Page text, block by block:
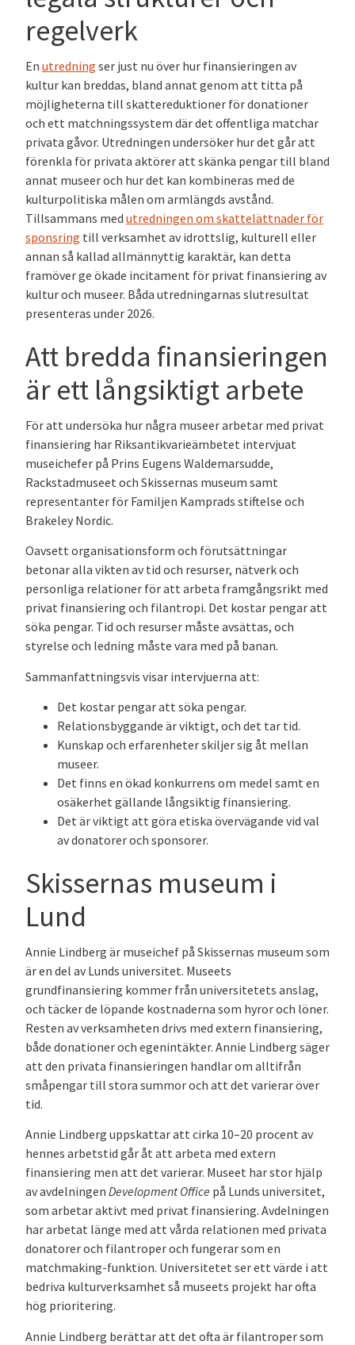
regelverk
En utredning ser just nu över hur finansieringen av
kultur kan breddas, bland annat genom att titta på
möjligheterna till skattereduktioner för donationer
och ett matchningssystem där det offentliga matchar
privata gåvor. Utredningen undersöker hurdet går att
förenkla för privata aktörer att skänka pengar till bland
annat museeroch hur det kan kombineras med de
kulturpolitiska målen om armlängds avstånd.
Tillsammans med utredningen om skattelättnader för
sponsring till verksamhet av idrottslig, kulturell eller
annan så kallad allmännyttig karaktär, kan detta
framöverge ökade incitament för privat finansiering av
kultur och museer. Båda utredningarnas slutresultat
presenteras under 2026.
Att bredda finansieringen
är ett långsiktigt arbete
För att undersöka hur några museer arbetar med privat
finansiering har Riksantikvarieämbetet intervjuat
museichefer på Prins Eugens Waldemarsudde,
Rackstadmuseet och Skissernas museum samt
representanter för Familjen Kamprads stiftelse och
Brakeley Nordic.
Oavsett organisationsform och förutsättningar
betonar alla vikten av tid och resurser, nätverk och
personliga relationer för att arbeta framgångsrikt med
privat finansiering och filantropi. Det kostar pengar att
söka pengar. Tid och resurser måste avsättas, och
styrelse och ledning måste vara med på banan.
Sammanfattningsvis visar intervjuerna att:
Det kostar pengar att söka pengar.
Relationsbyggande är viktigt, och det tar tid.
Kunskap och erfarenheter skiljer sig åt mellan
museer.
Det finns en ökad konkurrens om medel samt en
osäkerhet gällande långsiktig finansiering.
Det är viktigt att göra etiska övervägande vid val
av donatorer och sponsorer.
Skissernas museum i
Lund
Annie Lindberg är museichef på Skissernas museum som
är en del av Lunds universitet. Museets
grundfinansiering kommer från universitetets anslag,
och täcker de löpande kostnaderna som hyror och löner.
Resten av verksamheten drivs med extern finansiering,
både donationer och egenintäkter. Annie Lindberg säger
att den privata finansieringen handlar om alltifrån
småpengar till stora summor och att det varierar över
tid.
Annie Lindberg uppskattar att cirka 10–20 procent av
hennes arbetstid går åt att arbeta med extern
finansiering men att det varierar. Museet har stor hjälp
av avdelningen Development Office på Lunds universitet,
som arbetar aktivt med privat finansiering. Avdelningen
har arbetat länge med att vårda relationen med privata
donatorer och filantroper och fungerar som en
matchmaking-funktion. Universitetet ser ett värde i att
bedriva kulturverksamhet så museets projekt har ofta
hög prioritering.
Annie Lindberg berättar att det ofta är filantroper som